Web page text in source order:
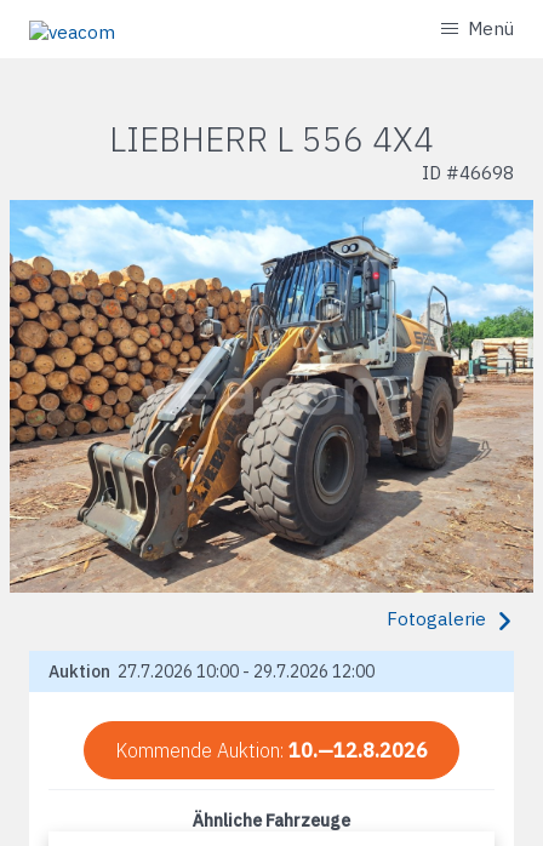
Menü
LIEBHERR L 556 4X4
ID #46698
Fotogalerie
Auktion 27.7.2026 10:00 - 29.7.2026 12:00
Kommende Auktion: 10.—12.8.2026
Ähnliche Fahrzeuge